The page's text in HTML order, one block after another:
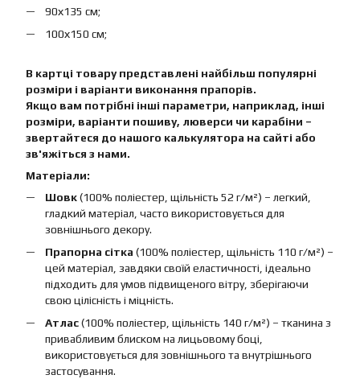
90х135 см;
100х150 см;
В картці товару представлені найбільш популярні
розміри і варіанти виконання прапорів.
Якщо вам потрібні інші параметри, наприклад, інші
розміри, варіанти пошиву, люверси чи карабіни –
звертайтеся до нашого калькулятора на сайті або
зв'яжіться з нами.
Матеріали:
Шовк(100% поліестер, щільність 52 г/м²) – легкий,
гладкий матеріал, часто використовується для
зовнішнього декору.
Прапорна сітка (100% поліестер, щільність 110 г/м²) –
цей матеріал, завдяки своїй еластичності, ідеально
підходить для умов підвищеного вітру, зберігаючи
свою цілісність і міцність.
Атлас(100% поліестер, щільність 140 г/м²) – тканина з
привабливим блиском на лицьовому боці,
використовується для зовнішнього та внутрішнього
застосування.